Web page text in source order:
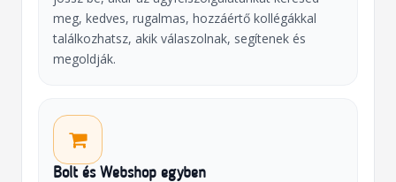
meg, kedves, rugalmas, hozzáértő kollégákkal
találkozhatsz, akik válaszolnak, segítenek és
megoldják.
Bolt és Webshop egyben